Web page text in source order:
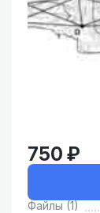
750 ₽
Файлы (1)